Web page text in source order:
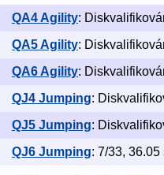
QA4 Agility:
QA5 Agility:
QA6 Agility:
QJ4 Jumping:
QJ5 Jumping:
QJ6 Jumping: 7/33, 36.05